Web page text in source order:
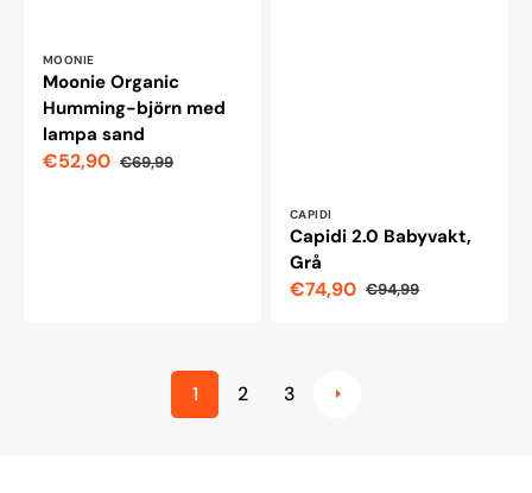
Leverantör:
MOONIE
Moonie Organic
Humming-björn med
lampa sand
Reapris
€52,90
Ordinarie
€69,99
Leverantör:
CAPIDI
Capidi 2.0 Babyvakt,
Grå
Reapris
€74,90
Ordinarie
€94,99
1 2 3